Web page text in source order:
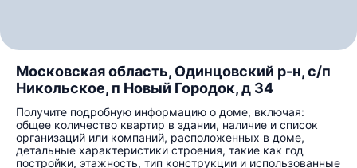
Московская область, Одинцовский р-н, с/п
Никольское, п Новый Городок, д 34
Получите подробную информацию о доме, включая:
общее количество квартир в здании, наличие и список
организаций или компаний, расположенных в доме,
детальные характеристики строения, такие как год
постройки, этажность, тип конструкции и использованные